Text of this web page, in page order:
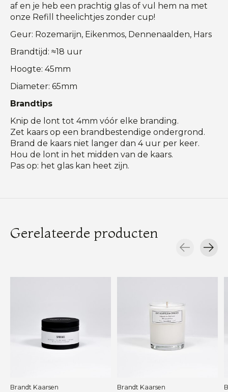
af en je heb een prachtig glas of vul hem na met
onze Refill theelichtjes zonder cup!
Geur: Rozemarijn, Eikenmos, Dennenaalden, Hars
Brandtijd: ≈18 uur
Hoogte: 45mm
Diameter: 65mm
Brandtips
Knip de lont tot 4mm vóór elke branding.
Zet kaars op een brandbestendige ondergrond.
Brand de kaars niet langer dan 4 uur per keer.
Hou de lont in het midden van de kaars.
Pas op: het glas kan heet zijn.
Gerelateerde producten
Brandt Kaarsen Brandt Kaarsen